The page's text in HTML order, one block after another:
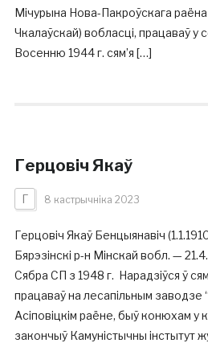
Мічурына Нова-Пакроўскага
Чкалаўскай) вобласці, працаваў у
Восенню 1944 г. сям’я […]
Герцовіч Якаў
Г 8 кастрычніка 2023
Герцовіч Якаў Бенцыянавіч
Бярэзінскі р-н Мінскай вобл. —
Сябра СП з 1948 г. Нарадзіўся ў
працаваў на лесапільным заводзе
Асіповіцкім раёне, быў конюхам у
закончыў Камуністычны інстытут